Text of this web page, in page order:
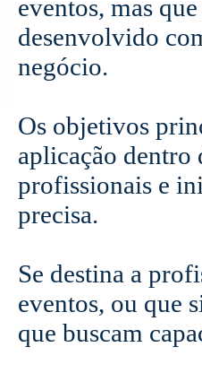
eventos, mas
desenvolvido
negócio.
Os objetivos
aplicação dentro
profissionais e
precisa.
Se destina a
eventos, ou que
que buscam